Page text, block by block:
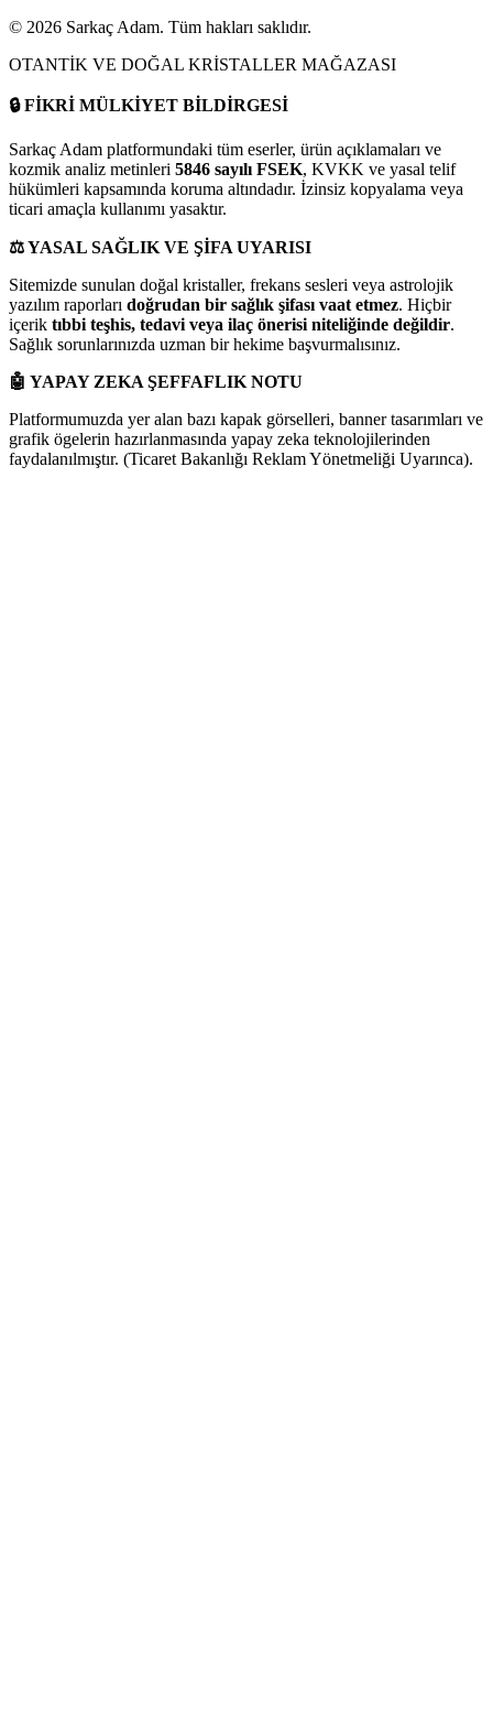
© 2026 Sarkaç Adam. Tüm hakları saklıdır.
OTANTİK VE DOĞAL KRİSTALLER MAĞAZASI
🔒FİKRİ MÜLKİYET BİLDİRGESİ
Sarkaç Adam platformundaki tüm eserler, ürün açıklamaları ve
kozmik analiz metinleri 5846 sayılı FSEK, KVKK ve yasal telif
hükümleri kapsamında koruma altındadır. İzinsiz kopyalama veya
ticari amaçla kullanımı yasaktır.
⚖️YASAL SAĞLIK VE ŞİFA UYARISI
Sitemizde sunulan doğal kristaller, frekans sesleri veya astrolojik
yazılım raporları doğrudan bir sağlık şifası vaat etmez. Hiçbir
içerik tıbbi teşhis, tedavi veya ilaç önerisi niteliğinde değildir.
Sağlık sorunlarınızda uzman bir hekime başvurmalısınız.
🤖 YAPAY ZEKA ŞEFFAFLIK NOTU
Platformumuzda yer alan bazı kapak görselleri, banner tasarımları ve
grafik ögelerin hazırlanmasında yapay zeka teknolojilerinden
faydalanılmıştır. (Ticaret Bakanlığı Reklam Yönetmeliği Uyarınca).